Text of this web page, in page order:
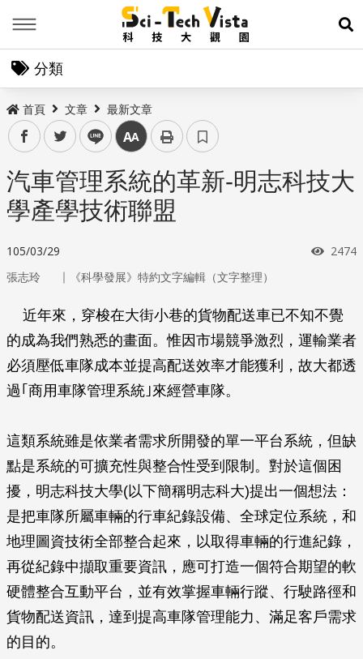
展
分類
首頁 文章 最新文章
facebooktwitter line 中
汽車管理系統的革新-明志科技大
學產學技術聯盟
105/03/29 瀏覽
2474
張志玲 ｜ 《科學發展》特約文字編輯（文字整理）
近年來，穿梭在大街小巷的貨物配送車已不知不覺
的成為我們熟悉的畫面。惟因市場競爭激烈，運輸業者
必須壓低車隊成本並提高配送效率才能獲利，故大都透
過｢商用車隊管理系統｣來經營車隊。
這類系統雖是依業者需求所開發的單一平台系統，但缺
點是系統的可擴充性與整合性受到限制。對於這個困
擾，明志科技大學(以下簡稱明志科大)提出一個想法：
是把車隊所屬車輛的行車紀錄設備、全球定位系統，和
地理圖資技術全部整合起來，以取得車輛的行進紀錄，
再從紀錄中擷取重要資訊，應可打造一個符合期望的軟
硬體整合互動平台，並有效掌握車輛行蹤、行駛路徑和
貨物配送資訊，達到提高車隊管理能力、滿足客戶需求
的目的。